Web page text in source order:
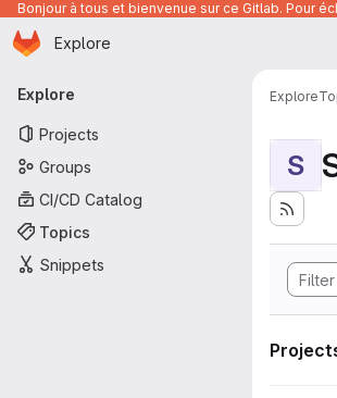
Bonjour à tous et bienvenue sur ce Gitlab. Pour
Skip to main content
Homepage
Explore
Primary navigation
Explore
Projects
Groups
CI/CD Catalog
Topics
Snippets
Explore
S